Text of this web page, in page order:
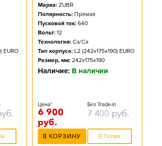
EURO
Марка: ZUBR
Полярность: Прямая
Пусковой ток: 640
Вольт: 12
Технология: Ca/Ca
Тип корпуса: L2 (242x175x190) EURO
Размер, мм: 242x175x190
Наличие: В наличии
Цена*
6 900
руб.
Без Trade-in
7 400 руб.
В КОРЗИНУ В 1 клик